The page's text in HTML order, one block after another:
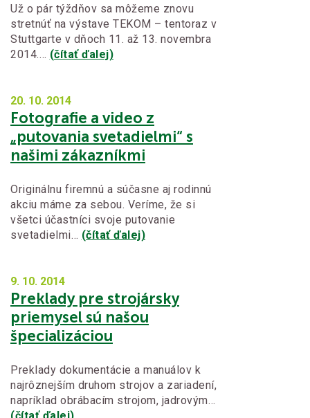
Už o pár týždňov sa môžeme znovu
stretnúť na výstave TEKOM – tentoraz v
Stuttgarte v dňoch 11. až 13. novembra
2014.… (čítať ďalej)
20. 10. 2014
Fotografie a video z
„putovania svetadielmi“ s
našimi zákazníkmi
Originálnu firemnú a súčasne aj rodinnú
akciu máme za sebou. Veríme, že si
všetci účastníci svoje putovanie
svetadielmi… (čítať ďalej)
9. 10. 2014
Preklady pre strojársky
priemysel sú našou
špecializáciou
Preklady dokumentácie a manuálov k
najrôznejším druhom strojov a zariadení,
napríklad obrábacím strojom, jadrovým…